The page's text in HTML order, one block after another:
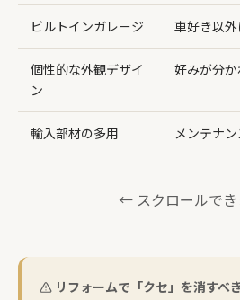
ビルトインガレージ 車好き以
個性的な外観デザイ
ン
好みが分
輸入部材の多用 メンテナ
← スクロールで
リフォームで「クセ」を消すべ